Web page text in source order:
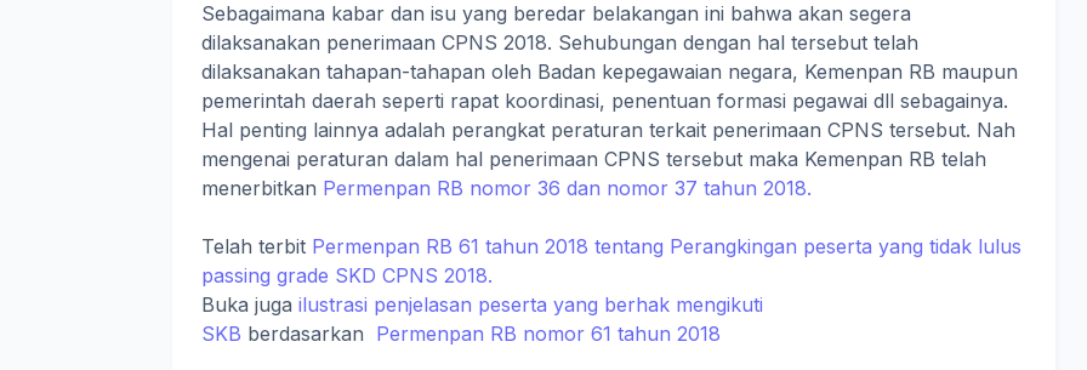
Sebagaimana kabar dan isu yang beredar belakangan ini bahwa akan segera
dilaksanakan penerimaan CPNS 2018. Sehubungan dengan hal tersebut telah
dilaksanakan tahapan-tahapan oleh Badan kepegawaian negara, Kemenpan RB maupun
pemerintah daerah seperti rapat koordinasi, penentuan formasi pegawai dll sebagainya.
Hal penting lainnya adalah perangkat peraturan terkait penerimaan CPNS tersebut. Nah
mengenai peraturan dalam hal penerimaan CPNS tersebut maka Kemenpan RB telah
menerbitkan Permenpan RB nomor 36 dan nomor 37 tahun 2018.
Telah terbit Permenpan RB 61 tahun 2018 tentang Perangkingan peserta yang tidak lulus
passing grade SKD CPNS 2018.
Buka juga ilustrasi penjelasan peserta yang berhak mengikuti
SKB berdasarkan Permenpan RB nomor 61 tahun 2018